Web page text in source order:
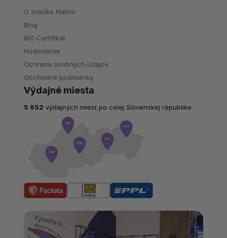
O značke Natios
Blog
BIO Certifikát
Hodnotenie
Ochrana osobných údajov
Obchodné podmienky
Výdajné miesta
5 652 výdajných miest po celej Slovenskej republike